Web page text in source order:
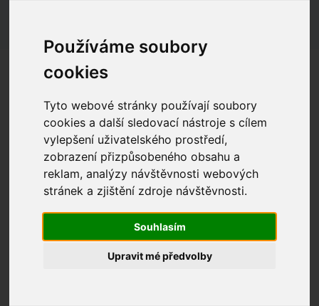
Používáme soubory
cookies
Tyto webové stránky používají soubory
cookies a další sledovací nástroje s cílem
vylepšení uživatelského prostředí,
zobrazení přizpůsobeného obsahu a
reklam, analýzy návštěvnosti webových
stránek a zjištění zdroje návštěvnosti.
Souhlasím
Upravit mé předvolby